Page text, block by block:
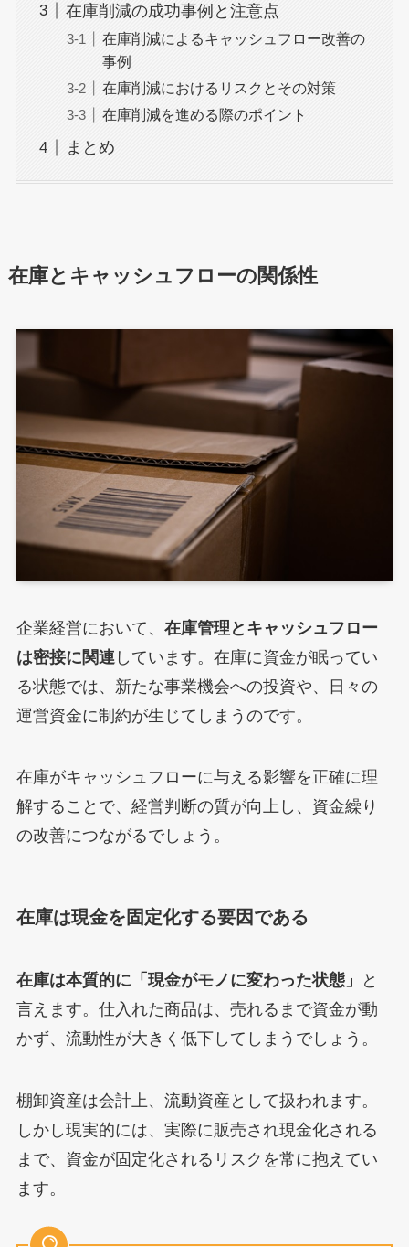
在庫削減の成功事例と注意点
在庫削減によるキャッシュフロー改善の
事例
在庫削減におけるリスクとその対策
在庫削減を進める際のポイント
まとめ
在庫とキャッシュフローの関係性
企業経営において、 在庫管理とキャッシュフロー
は密接に関連 しています。在庫に資金が眠ってい
る状態では、新たな事業機会への投資や、日々の
運営資金に制約が生じてしまうのです。
在庫がキャッシュフローに与える影響を正確に理
解することで、経営判断の質が向上し、資金繰り
の改善につながるでしょう。
在庫は現金を固定化する要因である
在庫は本質的に「現金がモノに変わった状態」
と
言えます。仕入れた商品は、売れるまで資金が動
かず、流動性が大きく低下してしまうでしょう。
棚卸資産は会計上、流動資産として扱われます。
しかし現実的には、実際に販売され現金化される
まで、資金が固定化されるリスクを常に抱えてい
ます。